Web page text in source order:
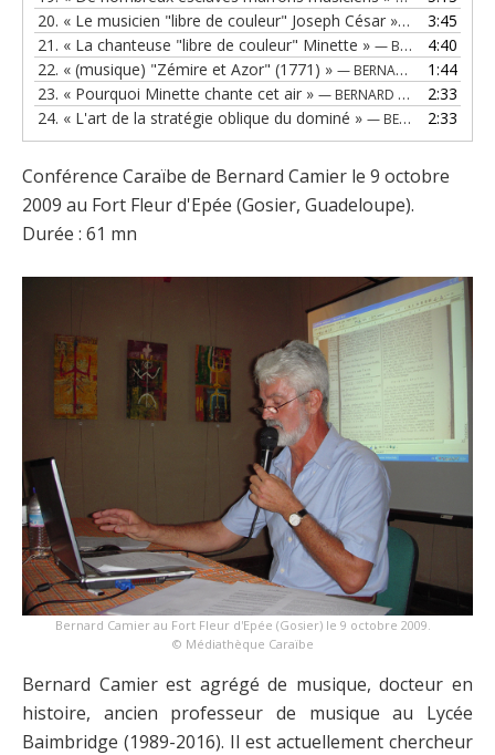
20. « Le musicien "libre de couleur" Joseph César » — BERNARD
3:45
21. « La chanteuse "libre de couleur" Minette » — BERNARD CAMIER
4:40
22. « (musique) "Zémire et Azor" (1771) » — BERNARD CAMIER
1:44
23. « Pourquoi Minette chante cet air » — BERNARD CAMIER
2:33
24. « L'art de la stratégie oblique du dominé » — BERNARD CAMIER 2:33
Conférence Caraïbe de Bernard Camier le 9 octobre
2009 au Fort Fleur d'Epée (Gosier, Guadeloupe).
Durée : 61 mn
Bernard Camier au Fort Fleur d'Epée (Gosier) le 9 octobre 2009.
© Médiathèque Caraïbe
Bernard Camier est agrégé de musique, docteur en
histoire, ancien professeur de musique au Lycée
Baimbridge (1989-2016). Il est actuellement chercheur